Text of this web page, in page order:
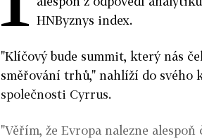
HNByznys index.
"Klíčový bude summit, který nás
směřování trhů," nahlíží do svého
společnosti Cyrrus.
"Věřím, že Evropa nalezne